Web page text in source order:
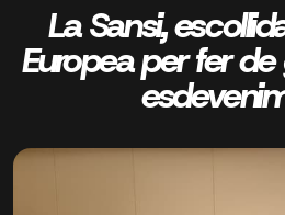
La Sansi,
Europea per fer